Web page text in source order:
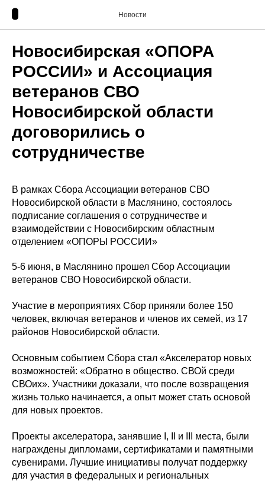
Новости
Новосибирская «ОПОРА
РОССИИ» и Ассоциация
ветеранов СВО
Новосибирской области
договорились о
сотрудничестве
В рамках Сбора Ассоциации ветеранов СВО
Новосибирской области в Маслянино, состоялось
подписание соглашения о сотрудничестве и
взаимодействии с Новосибирским областным
отделением «ОПОРЫ РОССИИ»
5-6 июня, в Маслянино прошел Сбор Ассоциации
ветеранов СВО Новосибирской области.
Участие в мероприятиях Сбор приняли более 150
человек, включая ветеранов и членов их семей, из 17
районов Новосибирской области.
Основным событием Сбора стал «Акселератор новых
возможностей: «Обратно в общество. СВОй среди
СВОих». Участники доказали, что после возвращения
жизнь только начинается, а опыт может стать основой
для новых проектов.
Проекты акселератора, занявшие I, II и III места, были
награждены дипломами, сертификатами и памятными
сувенирами. Лучшие инициативы получат поддержку
для участия в федеральных и региональных